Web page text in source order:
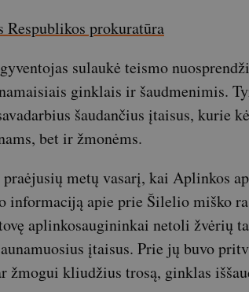
Respublikos prokuratūra
sulaukė teismo
ginklais ir šaudmenimis.
šaudančius įtaisus, kurie
bet ir žmonėms.
metų vasarį, kai Aplinkos
informaciją apie prie Šilelio miško
aplinkosaugininkai netoli žvėrių
įtaisus. Prie jų buvo
žmogui kliudžius trosą, ginklas